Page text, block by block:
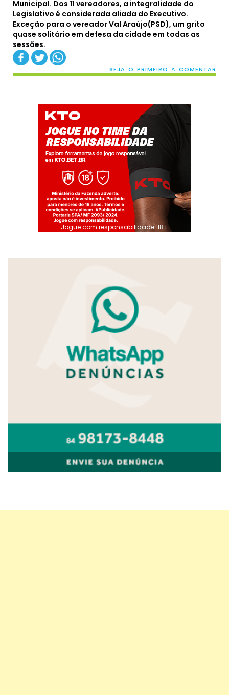
Municipal. Dos 11 vereadores, a integralidade do
Legislativo é considerada aliada do Executivo.
Exceção para o vereador Val Araújo(PSD), um grito
quase solitário em defesa da cidade em todas as
sessões.
SEJA O PRIMEIRO A COMENTAR
Jogue com responsabilidade. 18+